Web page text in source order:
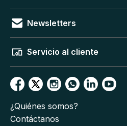
Newsletters
Servicio al cliente
¿Quiénes somos?
Contáctanos